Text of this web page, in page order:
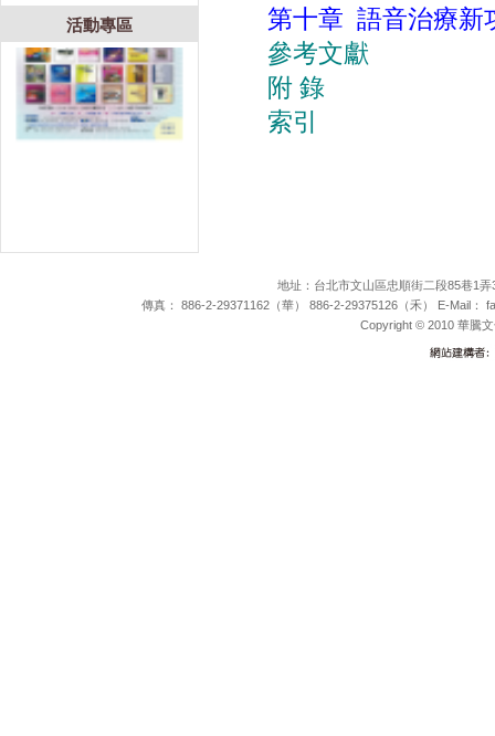
人文社會科學叢書
輔導與心理治療叢書
食品營養叢書
醫學、護理叢書
運動、體育休閒叢書
活動專區
第十章 語音治療
參考文獻
附 錄
索引
地址：台北市文山區忠順街二段85巷1
傳真： 886-2-29371162（華） 886-2-29375126（禾） E-Mail：
Copyright © 2010 華騰